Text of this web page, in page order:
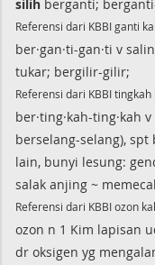
silih berganti;
Referensi dari KBBI ganti
ber·gan·ti-gan·ti v
tukar; bergilir-gilir;
Referensi dari KBBI
ber·ting·kah-ting·kah v
berselang-selang),
lain, bunyi lesung:
salak anjing ~
Referensi dari KBBI ozon
ozon n 1 Kim lapisan
dr oksigen yg